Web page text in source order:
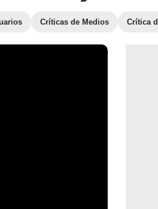
Críticas de Medios Crítica